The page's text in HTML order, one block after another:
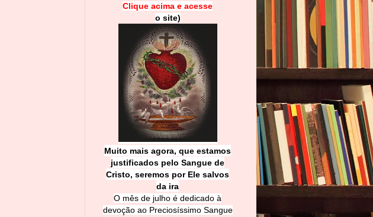
Clique acima e acesse
o site)
Muito mais agora, que estamos
justificados pelo Sangue de
Cristo, seremos por Ele salvos
da ira
O mês de julho é dedicado à
devoção ao Preciosíssimo Sangue